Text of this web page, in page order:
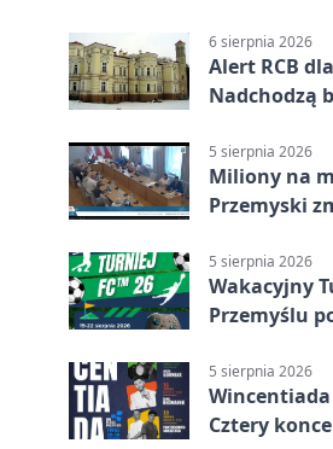
6 sierpnia 2026
Alert RCB
Nadchodzą
5 sierpnia 2026
Miliony na
Przemyski
5 sierpnia 2026
Wakacyjny
Przemyślu
5 sierpnia 2026
Wincentiada
Cztery